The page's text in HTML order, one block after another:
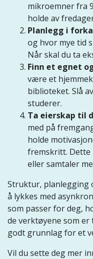
mikroemner fra
holde av
Planlegg i
og hvor mye tid
Når skal du ta
Finn et egnet
være et
biblioteket. Slå
studerer.
Ta eierskap til
med på
holde
fremskritt.
eller samtaler
Struktur, planlegging
å lykkes med
som passer for deg,
de verktøyene som
godt grunnlag for et
Vil du sette deg mer